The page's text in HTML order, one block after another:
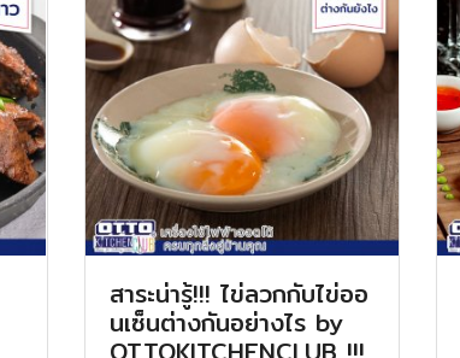
สาระน่ารู้!!! ไข่ลวกกับไข่ออ
นเซ็นต่างกันอย่างไร by